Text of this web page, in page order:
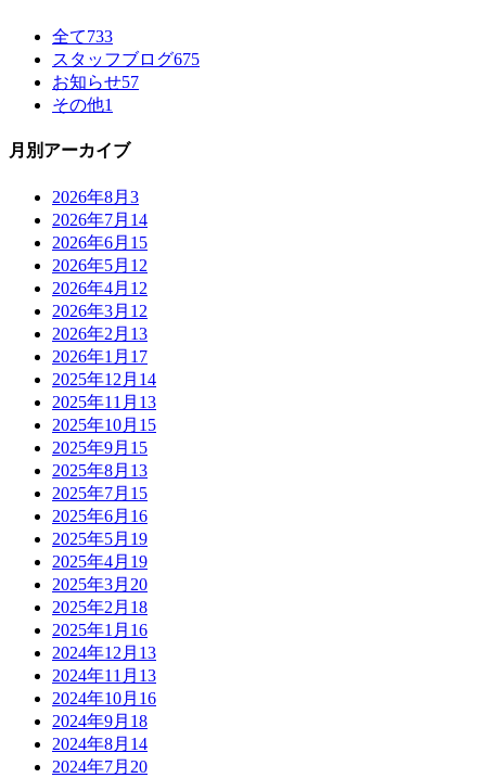
全て733
スタッフブログ675
お知らせ57
その他1
月別アーカイブ
2026年8月 3
2026年7月 14
2026年6月 15
2026年5月 12
2026年4月 12
2026年3月 12
2026年2月 13
2026年1月 17
2025年12月 14
2025年11月 13
2025年10月 15
2025年9月 15
2025年8月 13
2025年7月 15
2025年6月 16
2025年5月 19
2025年4月 19
2025年3月 20
2025年2月 18
2025年1月 16
2024年12月 13
2024年11月 13
2024年10月 16
2024年9月 18
2024年8月 14
2024年7月 20